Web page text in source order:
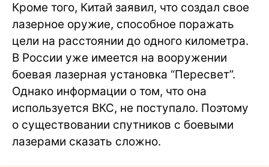
Кроме того, Китай заявил, что создал свое
лазерное оружие, способное поражать
цели на расстоянии до одного километра.
В России уже имеется на вооружении
боевая лазерная установка “Пересвет”.
Однако информации о том, что она
используется ВКС, не поступало. Поэтому
о существовании спутников с боевыми
лазерами сказать сложно.